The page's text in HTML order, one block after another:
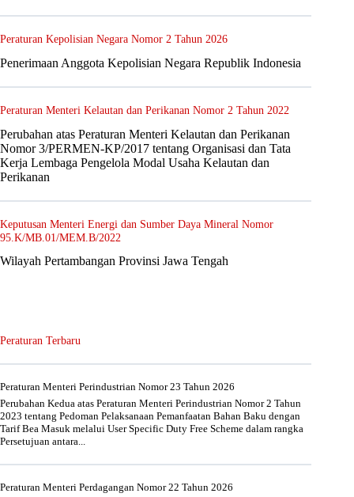
Peraturan Kepolisian Negara Nomor 2 Tahun 2026
Penerimaan Anggota Kepolisian Negara Republik Indonesia
Peraturan Menteri Kelautan dan Perikanan Nomor 2 Tahun 2022
Perubahan atas Peraturan Menteri Kelautan dan Perikanan
Nomor 3/PERMEN-KP/2017 tentang Organisasi dan Tata
Kerja Lembaga Pengelola Modal Usaha Kelautan dan
Perikanan
Keputusan Menteri Energi dan Sumber Daya Mineral Nomor
95.K/MB.01/MEM.B/2022
Wilayah Pertambangan Provinsi Jawa Tengah
Peraturan Terbaru
Peraturan Menteri Perindustrian Nomor 23 Tahun 2026
Perubahan Kedua atas Peraturan Menteri Perindustrian Nomor 2 Tahun
2023 tentang Pedoman Pelaksanaan Pemanfaatan Bahan Baku dengan
Tarif Bea Masuk melalui User Specific Duty Free Scheme dalam rangka
Persetujuan antara...
Peraturan Menteri Perdagangan Nomor 22 Tahun 2026